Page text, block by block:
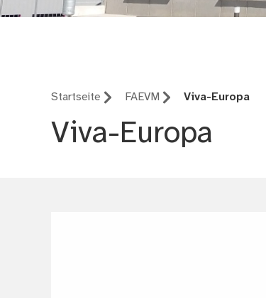
Startseite FAEVM Viva-Europa
Viva-Europa